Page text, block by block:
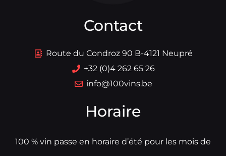
Contact
Route du Condroz 90 B-4121 Neupré
+32 (0)4 262 65 26
info@100vins.be
Horaire
100 % vin passe en horaire d’été pour les mois de